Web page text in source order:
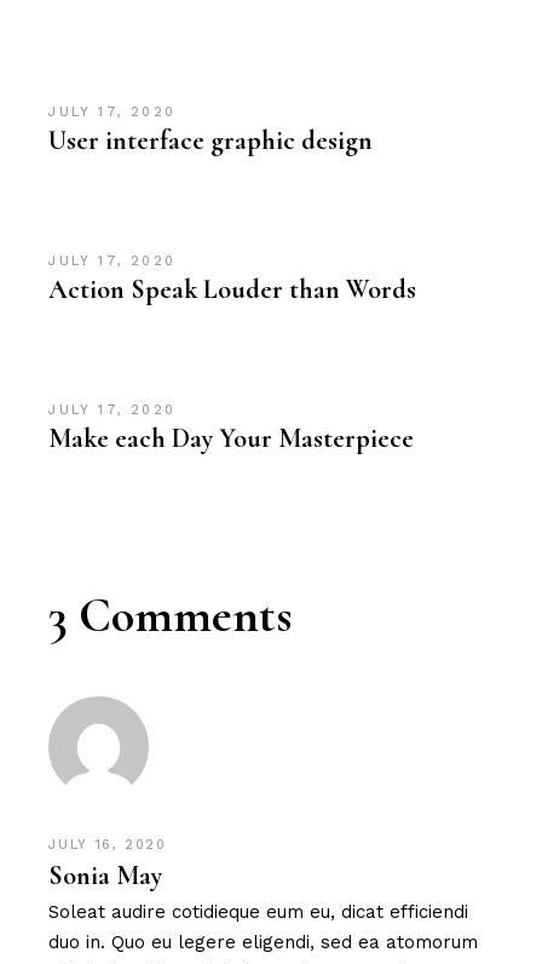
JULY 17, 2020
User interface graphic design
JULY 17, 2020
Action Speak Louder than Words
JULY 17, 2020
Make each Day Your Masterpiece
3 Comments
JULY 16, 2020
Sonia May
Soleat audire cotidieque eum eu, dicat efficiendi
duo in. Quo eu legere eligendi, sed ea atomorum